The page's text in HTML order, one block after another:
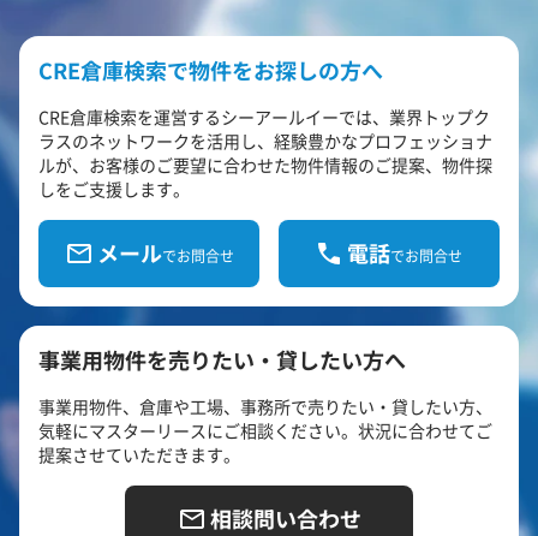
CRE倉庫検索で物件をお探しの方へ
CRE倉庫検索を運営するシーアールイーでは、業界トップク
ラスのネットワークを活用し、経験豊かなプロフェッショナ
ルが、お客様のご要望に合わせた物件情報のご提案、物件探
しをご支援します。
メールでお問合せ 電話でお問合せ
事業用物件を売りたい・貸したい方へ
事業用物件、倉庫や工場、事務所で売りたい・貸したい方、
気軽にマスターリースにご相談ください。状況に合わせてご
提案させていただきます。
相談問い合わせ